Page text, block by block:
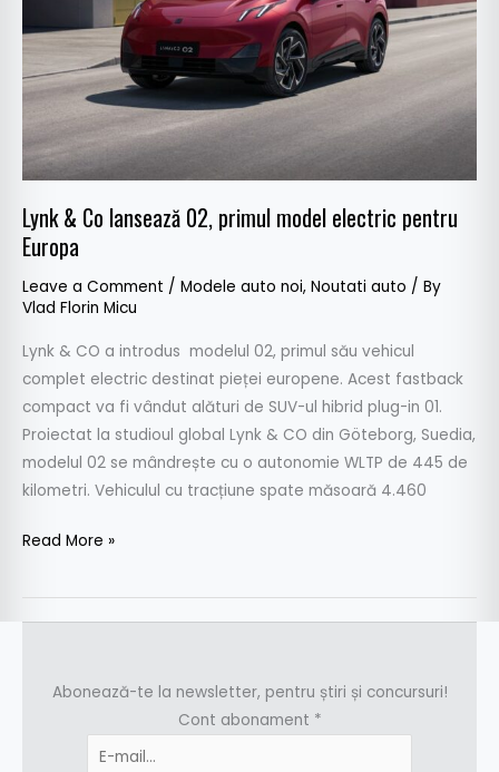
Lynk & Co lansează 02, primul model electric pentru
Europa
Leave a Comment / Modele auto noi, Noutati auto / By
Vlad Florin Micu
Lynk & CO a introdus modelul 02, primul său vehicul
complet electric destinat pieței europene. Acest fastback
compact va fi vândut alături de SUV-ul hibrid plug-in 01.
Proiectat la studioul global Lynk & CO din Göteborg, Suedia,
modelul 02 se mândrește cu o autonomie WLTP de 445 de
kilometri. Vehiculul cu tracțiune spate măsoară 4.460
pentru
Europa
Read More »
Abonează-te la newsletter, pentru știri și concursuri!
Cont abonament *